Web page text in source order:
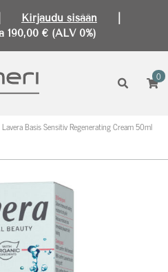
Kirjaudu sisään
190,00 € (ALV 0%)
0
Lavera Basis Sensitiv Regenerating Cream 50ml